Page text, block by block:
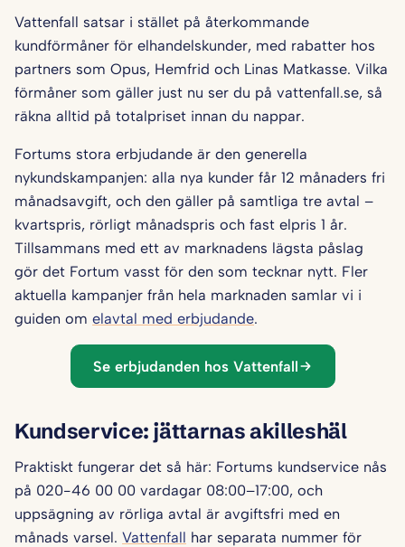
Vattenfall satsar i stället på återkommande
kundförmåner för elhandelskunder, med rabatter hos
partners som Opus, Hemfrid och Linas Matkasse. Vilka
förmåner som gäller just nu ser du på vattenfall.se, så
räkna alltid på totalpriset innan du nappar.
Fortums stora erbjudande är den generella
nykundskampanjen: alla nya kunder får 12 månaders fri
månadsavgift, och den gäller på samtliga tre avtal –
kvartspris, rörligt månadspris och fast elpris 1 år.
Tillsammans med ett av marknadens lägsta påslag
gör det Fortum vasst för den som tecknar nytt. Fler
aktuella kampanjer från hela marknaden samlar vi i
guiden om elavtal med erbjudande.
Se erbjudanden hos Vattenfall
Kundservice: jättarnas akilleshäl
Praktiskt fungerar det så här: Fortums kundservice nås
på 020-46 00 00 vardagar 08:00–17:00, och
uppsägning av rörliga avtal är avgiftsfri med en
månads varsel. Vattenfall har separata nummer för